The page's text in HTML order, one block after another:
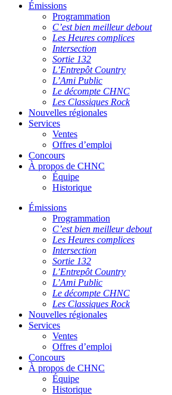
Émissions
Programmation
C’est bien meilleur debout
Les Heures complices
Intersection
Sortie 132
L’Entrepôt Country
L’Ami Public
Le décompte CHNC
Les Classiques Rock
Nouvelles régionales
Services
Ventes
Offres d’emploi
Concours
À propos de CHNC
Équipe
Historique
Émissions
Programmation
C’est bien meilleur debout
Les Heures complices
Intersection
Sortie 132
L’Entrepôt Country
L’Ami Public
Le décompte CHNC
Les Classiques Rock
Nouvelles régionales
Services
Ventes
Offres d’emploi
Concours
À propos de CHNC
Équipe
Historique